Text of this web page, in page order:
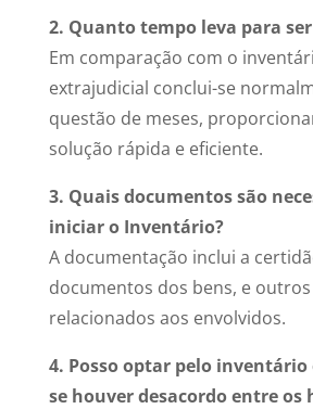
2. Quanto tempo leva para
Em comparação com o
extrajudicial conclui-se
questão de meses,
solução rápida e eficiente.
3. Quais documentos são
iniciar o Inventário?
A documentação inclui a
documentos dos bens, e
relacionados aos envolvidos.
4. Posso optar pelo
se houver desacordo entre os